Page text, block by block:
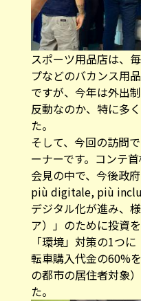
スポーツ用品店は、
プなどのバカンス用
ですが、今年は外出
反動なのか、特に多
た。
そして、今回の訪問
ーナーです。コンテ
会見の中で、今後政
più digitale, più
デジタル化が進み、
ア）」のために投資
「環境」対策の1つ
転車購入代金の60%
の都市の居住者対象
た。